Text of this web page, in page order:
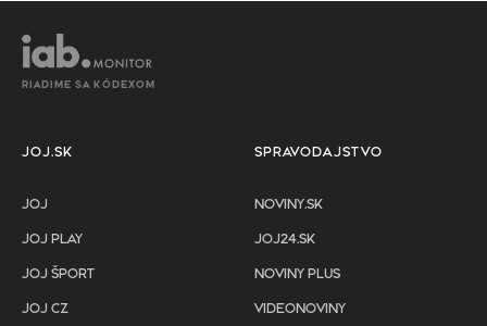
RIADIME SA KÓDEXOM
JOJ.SK
JOJ
JOJ PLAY
JOJ ŠPORT
JOJ CZ
SPRAVODAJSTVO
NOVINY.SK
JOJ24.SK
NOVINY PLUS
VIDEONOVINY